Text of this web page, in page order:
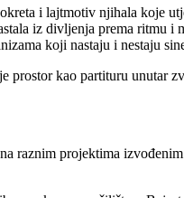
i lajtmotiv njihala koje
iz divljenja prema ritmu
koji nastaju i nestaju
kao partituru unutar
raznim projektima